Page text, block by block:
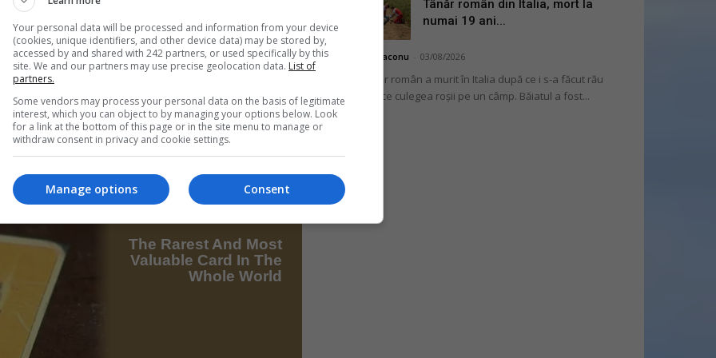
divorțului, cât și eventualele pretenții financiare
în casa familiei.
uriașă de peste 2 milioane de euro
Tânăr român din Italia, mort la
numai 19 ani...
Mihai Diaconu 03/08/2026
Un tânăr român a murit în Italia după ce i s-a făcut rău
în timp ce culegea roșii pe un câmp. Băiatul a fost...
Your personal data will be processed and information from your device
(cookies, unique identifiers, and other device data) may be stored by,
accessed by and shared with 242 partners, or used specifically by this
site. We and our partners may use precise geolocation data. List of
partners.
Some vendors may process your personal data on the basis of legitimate
interest, which you can object to by managing your options below. Look
for a link at the bottom of this page or in the site menu to manage or
withdraw consent in privacy and cookie settings.
Consent
Manage options